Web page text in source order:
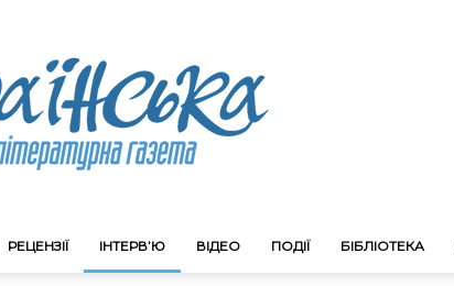
РЕЦЕНЗІЇ ІНТЕРВ’Ю ВІДЕО ПОДІЇ БІБЛІОТЕКА